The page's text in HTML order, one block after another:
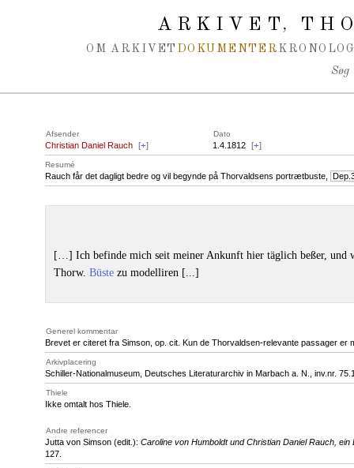
ARKIVET,
OM ARKIVET DOKUMENTER
Søg
Afsender Dato
Christian Daniel Rauch [+] 1.4.1812 [+]
Resumé
Rauch får det dagligt bedre og vil begynde på Thorvaldsens portrætbuste,
[…] Ich befinde mich seit meiner Ankunft hier täglich beßer, und
Thorw. Büste zu modelliren [...]
Generel kommentar
Brevet er citeret fra Simson, op. cit. Kun de Thorvaldsen-relevante passager er
Arkivplacering
Schiller-Nationalmuseum, Deutsches Literaturarchiv in Marbach a. N., inv.nr.
Thiele
Ikke omtalt hos Thiele.
Andre referencer
Jutta von Simson (edit.): Caroline von Humboldt und Christian Daniel Rauch, ein
127.